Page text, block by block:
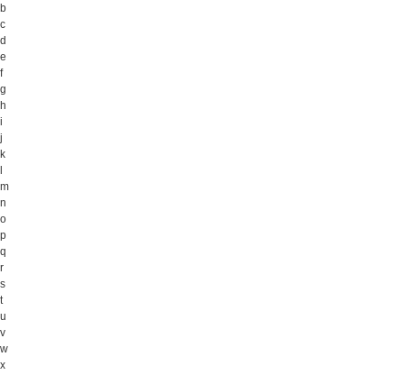
b
c
d
e
f
g
h
i
j
k
m
n
o
p
q
r
s
t
u
v
w
x